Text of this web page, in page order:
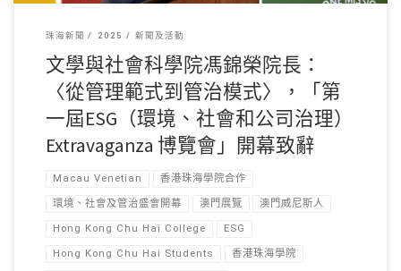
珠海新聞 2025 新聞及活動
文學與社會科學院馮錦榮院長：
〈從管理範式到管治模式〉，「第
一屆ESG（環境、社會和公司治理）
Extravaganza 博覽會」開幕致辭
Macau Venetian 香港珠海學院合作
環境、社會及管治盛會開幕 澳門展覽 澳門威尼斯人
Hong Kong Chu Hai College ESG
Hong Kong Chu Hai Students 香港珠海學院